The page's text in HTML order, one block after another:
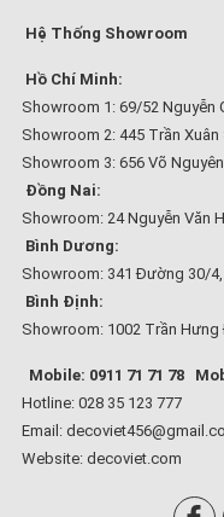
Hệ Thống Showroom
Hồ Chí Minh:
Showroom 1: 69/52 Nguyễn
Showroom 2: 445 Trần Xuân
Showroom 3: 656 Võ
Đồng Nai:
Showroom: 24 Nguyễn Văn
Bình Dương:
Showroom: 341 Đường 30/4,
Bình Định:
Showroom: 1002 Trần Hưng
Mobile: 0911 71 71 78
Hotline: 028 35 123 777
Email:
Website: decoviet.com